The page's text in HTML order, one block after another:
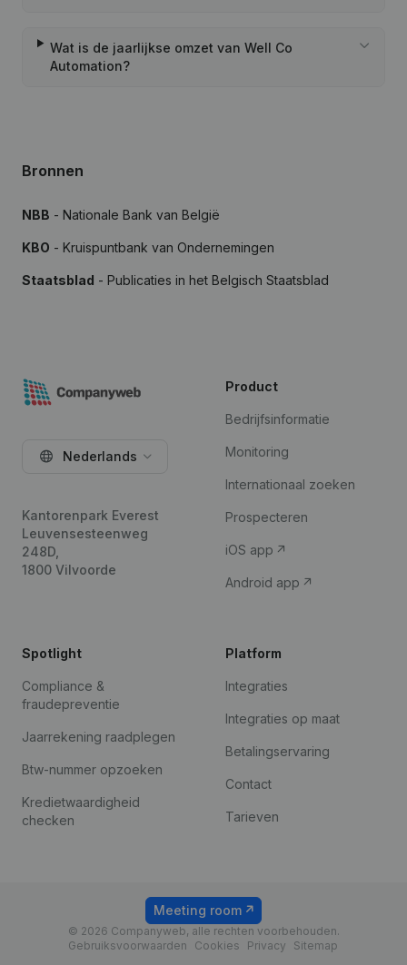
Wat is de jaarlijkse omzet van Well Co
Automation?
Bronnen
NBB - Nationale Bank van België
KBO - Kruispuntbank van Ondernemingen
Staatsblad - Publicaties in het Belgisch Staatsblad
Nederlands
Kantorenpark Everest
Leuvensesteenweg
248D,
1800 Vilvoorde
Product
Bedrijfsinformatie
Monitoring
Internationaal zoeken
Prospecteren
iOS app
Android app
Spotlight
Compliance &
fraudepreventie
Jaarrekening raadplegen
Btw-nummer opzoeken
Kredietwaardigheid
checken
Platform
Integraties
Integraties op maat
Betalingservaring
Contact
Tarieven
© 2026 Companyweb, alle rechten voorbehouden.
Gebruiksvoorwaarden
Cookies Privacy Sitemap
Meeting room